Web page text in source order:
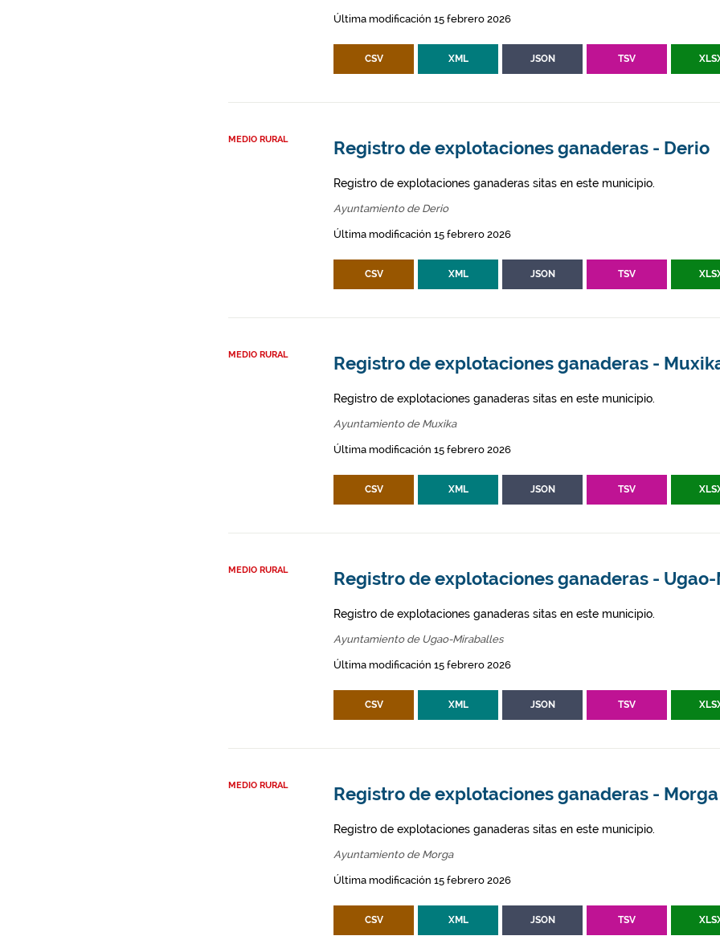
Última modificación 15 febrero 2026
CSV XML JSON TSV
MEDIO RURAL Registro de explotaciones ganaderas - Derio
Registro de explotaciones ganaderas sitas en este municipio.
Ayuntamiento de Derio
Última modificación 15 febrero 2026
CSV XML JSON TSV
MEDIO RURAL Registro de explotaciones ganaderas -
Registro de explotaciones ganaderas sitas en este municipio.
Ayuntamiento de Muxika
Última modificación 15 febrero 2026
CSV XML JSON TSV
MEDIO RURAL Registro de explotaciones ganaderas -
Registro de explotaciones ganaderas sitas en este municipio.
Ayuntamiento de Ugao-Miraballes
Última modificación 15 febrero 2026
CSV XML JSON TSV
MEDIO RURAL Registro de explotaciones ganaderas - Morga
Registro de explotaciones ganaderas sitas en este municipio.
Ayuntamiento de Morga
Última modificación 15 febrero 2026
CSV XML JSON TSV